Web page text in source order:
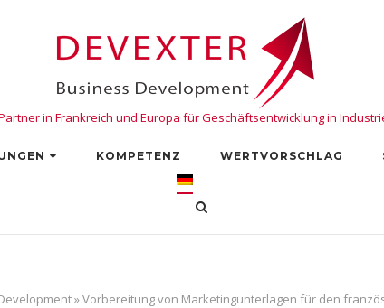
in Frankreich und Europa für Geschäftsentwicklung in
KOMPETENZ WERTVORSCHLAG
»Vorbereitung von Marketingunterlagen für den